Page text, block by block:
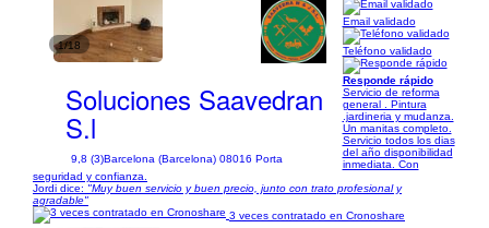
1/18
Soluciones Saavedran
S.l
9,8 (3)Barcelona (Barcelona) 08016 Porta
Email validado
Teléfono validado
Responde rápido
Servicio de reforma
general . Pintura
.jardineria y mudanza.
Un manitas completo.
Servicio todos los dias
del año disponibilidad
inmediata. Con
seguridad y confianza.
Jordi dice: "Muy buen servicio y buen precio, junto con trato profesional y
agradable"
3 veces contratado en Cronoshare